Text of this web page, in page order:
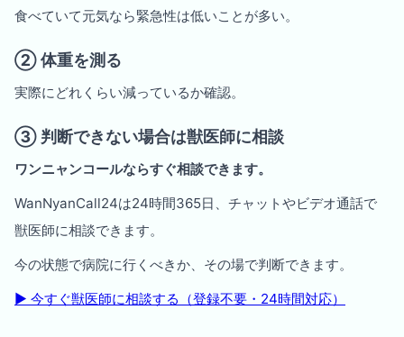
食べていて元気なら緊急性は低いことが多い。
② 体重を測る
実際にどれくらい減っているか確認。
③ 判断できない場合は獣医師に相談
ワンニャンコールならすぐ相談できます。
WanNyanCall24は24時間365日、チャットやビデオ通話で
獣医師に相談できます。
今の状態で病院に行くべきか、その場で判断できます。
▶︎ 今すぐ獣医師に相談する（登録不要・24時間対応）